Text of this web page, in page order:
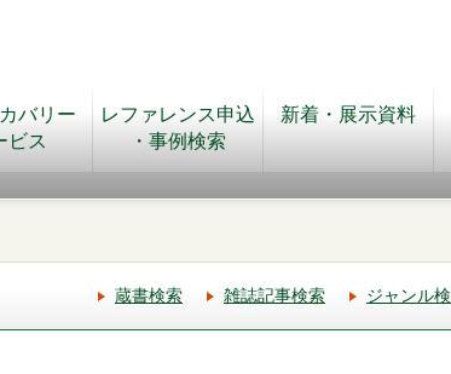
バリー
ビス
レファレンス申込
・事例検索
新着・展示資料
蔵書検索 雑誌記事検索 ジャンル